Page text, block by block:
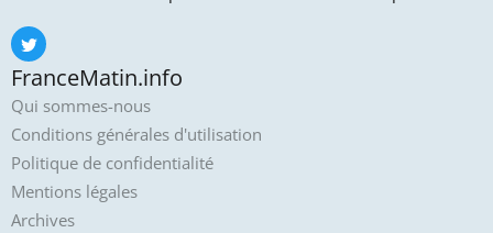
FranceMatin.info
Qui sommes-nous
Conditions générales d'utilisation
Politique de confidentialité
Mentions légales
Archives